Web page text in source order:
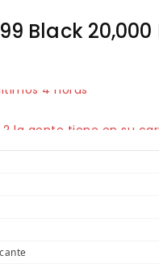
Black 20,000
4 horas